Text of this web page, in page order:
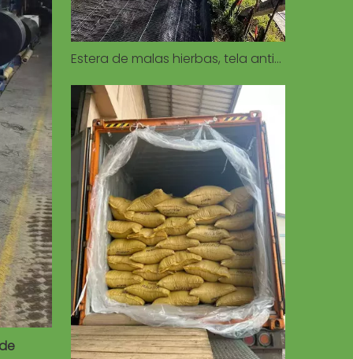
Estera de malas hierbas, tela antihierba, granja, jardín, verduras, control de malas hierbas, estera antihierba